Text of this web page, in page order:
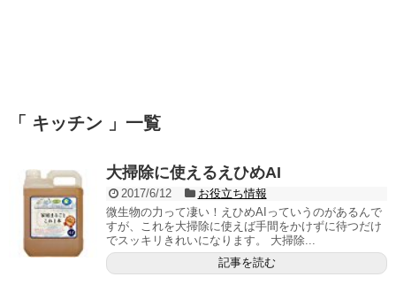
「 キッチン 」一覧
大掃除に使えるえひめAI
2017/6/12
お役立ち情報
微生物の力って凄い！えひめAIっていうのがあるんで
すが、これを大掃除に使えば手間をかけずに待つだけ
でスッキリきれいになります。 大掃除...
記事を読む